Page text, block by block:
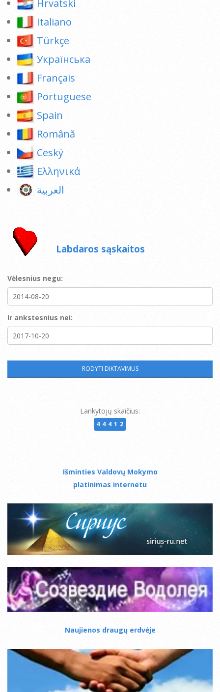
Hrvatski
Italiano
Türkçe
Українська
Français
Portuguese
Spain
Română
Ceský
Ελληνικά
العربية
Labdaros sąskaitos
Vėlesnius negu:
Ir ankstesnius nei:
Lankytojų skaičius:
44412
Išminties Valdovų Mokymo
platinimas internetu
Naujienos draugų erdvėje